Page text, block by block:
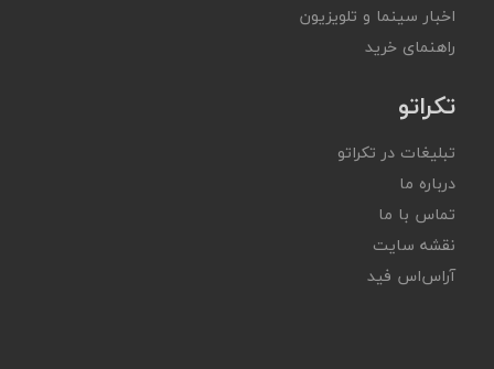
اخبار سینما و تلویزیون
راهنمای خرید
تکراتو
تبلیغات در تکراتو
درباره ما
تماس با ما
نقشه سایت
آر‌اس‌اس فید